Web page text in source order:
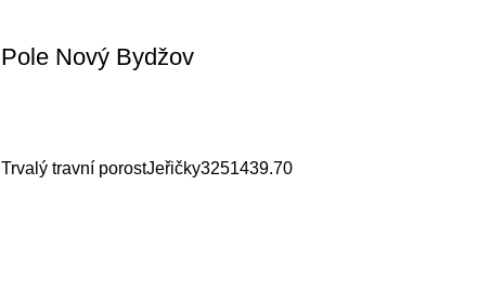
Pole Nový Bydžov
Trvalý travní porostJeřičky3251439.70